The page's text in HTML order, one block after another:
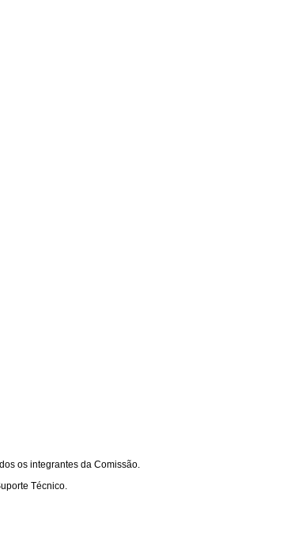
os integrantes da Comissão.
Técnico.